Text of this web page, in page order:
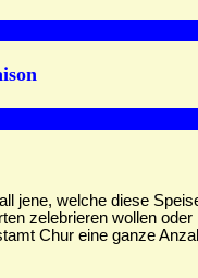
jene, welche diese
zelebrieren wollen oder
Chur eine ganze